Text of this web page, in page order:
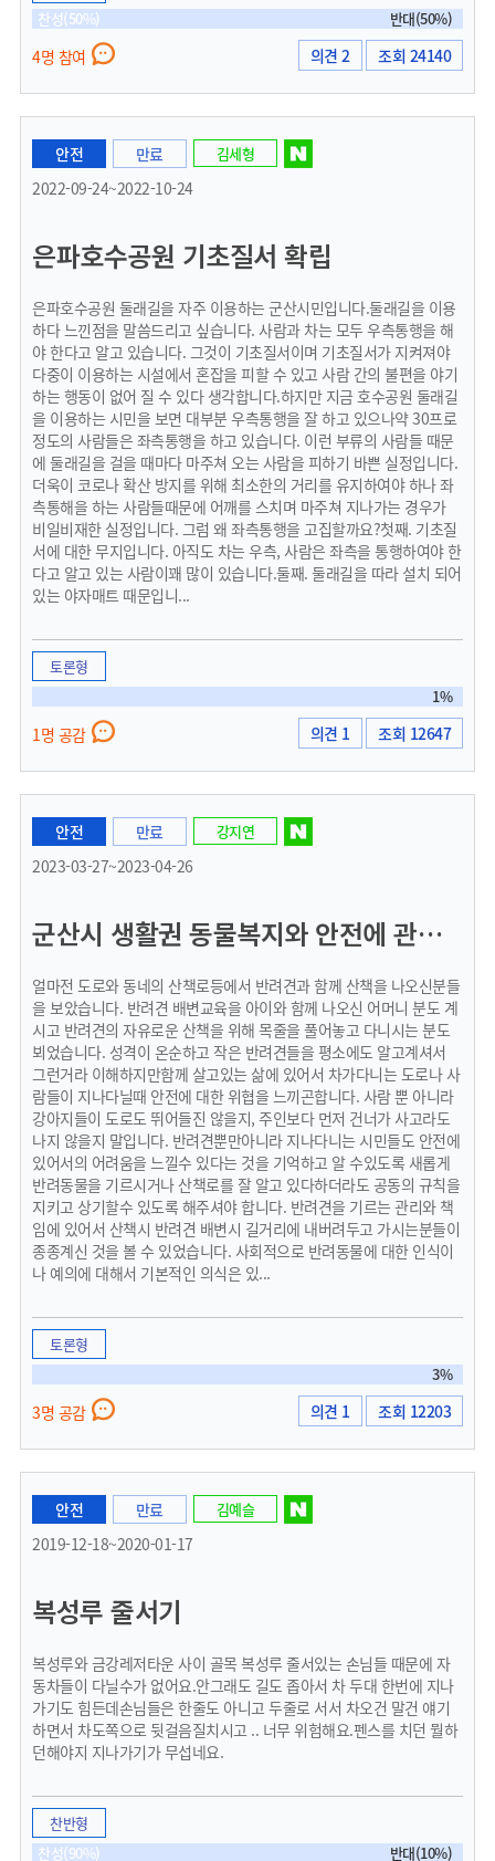
찬성(50%)
반대(50%)
4명 참여 의견 2 조회 24140
안전
만료
2022-09-24~2022-10-24
김세형
은파호수공원 기초질서 확립
은파호수공원 둘래길을 자주 이용하는 군산시민입니다.둘래길을 이용
하다 느낀점을 말씀드리고 싶습니다. 사람과 차는 모두 우측통행을 해
야 한다고 알고 있습니다. 그것이 기초질서이며 기초질서가 지켜져야
다중이 이용하는 시설에서 혼잡을 피할 수 있고 사람 간의 불편을 야기
하는 행동이 없어 질 수 있다 생각합니다.하지만 지금 호수공원 둘래길
을 이용하는 시민을 보면 대부분 우측통행을 잘 하고 있으나약 30프로
정도의 사람들은 좌측통행을 하고 있습니다. 이런 부류의 사람들 때문
에 둘래길을 걸을 때마다 마주쳐 오는 사람을 피하기 바쁜 실정입니다.
더욱이 코로나 확산 방지를 위해 최소한의 거리를 유지하여야 하나 좌
측통해을 하는 사람들때문에 어깨를 스치며 마주쳐 지나가는 경우가
비일비재한 실정입니다. 그럼 왜 좌측통행을 고집할까요?첫째. 기초질
서에 대한 무지입니다. 아직도 차는 우측, 사람은 좌측을 통행하여야 한
다고 알고 있는 사람이꽤 많이 있습니다.둘째. 둘래길을 따라 설치 되어
있는 야자매트 때문입니...
토론형
1%
1명 공감 의견 1 조회 12647
안전
만료
2023-03-27~2023-04-26
강지연
군산시 생활권 동물복지와 안전에 관한 제안
얼마전 도로와 동네의 산책로등에서 반려견과 함께 산책을 나오신분들
을 보았습니다. 반려견 배변교육을 아이와 함께 나오신 어머니 분도 계
시고 반려견의 자유로운 산책을 위해 목줄을 풀어놓고 다니시는 분도
뵈었습니다. 성격이 온순하고 작은 반려견들을 평소에도 알고계셔서
그런거라 이해하지만함께 살고있는 삶에 있어서 차가다니는 도로나 사
람들이 지나다닐때 안전에 대한 위협을 느끼곤합니다. 사람 뿐 아니라
강아지들이 도로도 뛰어들진 않을지, 주인보다 먼저 건너가 사고라도
나지 않을지 말입니다. 반려견뿐만아니라 지나다니는 시민들도 안전에
있어서의 어려움을 느낄수 있다는 것을 기억하고 알 수있도록 새롭게
반려동물을 기르시거나 산책로를 잘 알고 있다하더라도 공동의 규칙을
지키고 상기할수 있도록 해주셔야 합니다. 반려견을 기르는 관리와 책
임에 있어서 산책시 반려견 배변시 길거리에 내버려두고 가시는분들이
종종계신 것을 볼 수 있었습니다. 사회적으로 반려동물에 대한 인식이
나 예의에 대해서 기본적인 의식은 있...
토론형
3%
3명 공감 의견 1 조회 12203
안전
만료
2019-12-18~2020-01-17
김예슬
복성루 줄서기
복성루와 금강레저타운 사이 골목 복성루 줄서있는 손님들 때문에 자
동차들이 다닐수가 없어요.안그래도 길도 좁아서 차 두대 한번에 지나
가기도 힘든데손님들은 한줄도 아니고 두줄로 서서 차오건 말건 얘기
하면서 차도쪽으로 뒷걸음질치시고 .. 너무 위험해요.펜스를 치던 뭘하
던해야지 지나가기가 무섭네요.
찬반형
찬성(90%)
반대(10%)